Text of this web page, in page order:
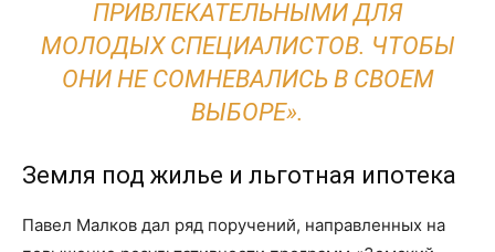
ПРИВЛЕКАТЕЛЬНЫМИ ДЛЯ
МОЛОДЫХ СПЕЦИАЛИСТОВ. ЧТОБЫ
ОНИ НЕ СОМНЕВАЛИСЬ В СВОЕМ
ВЫБОРЕ».
Земля под жилье и льготная ипотека
Павел Малков дал ряд поручений, направленных на